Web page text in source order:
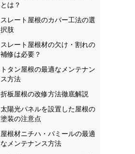
とは？
スレート屋根のカバー工法の選
択肢
スレート屋根材の欠け・割れの
補修は必要？
トタン屋根の最適なメンテナン
ス方法
折板屋根の改修方法徹底解説
太陽光パネルを設置した屋根の
塗装の注意点
屋根材ニチハ・パミールの最適
なメンテナンス方法